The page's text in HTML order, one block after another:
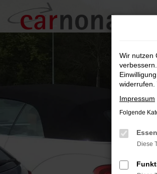
Zum
Hauptinhalt
springen
Wir nutzen
widerrufen.
Impressum
Folgende
Diese